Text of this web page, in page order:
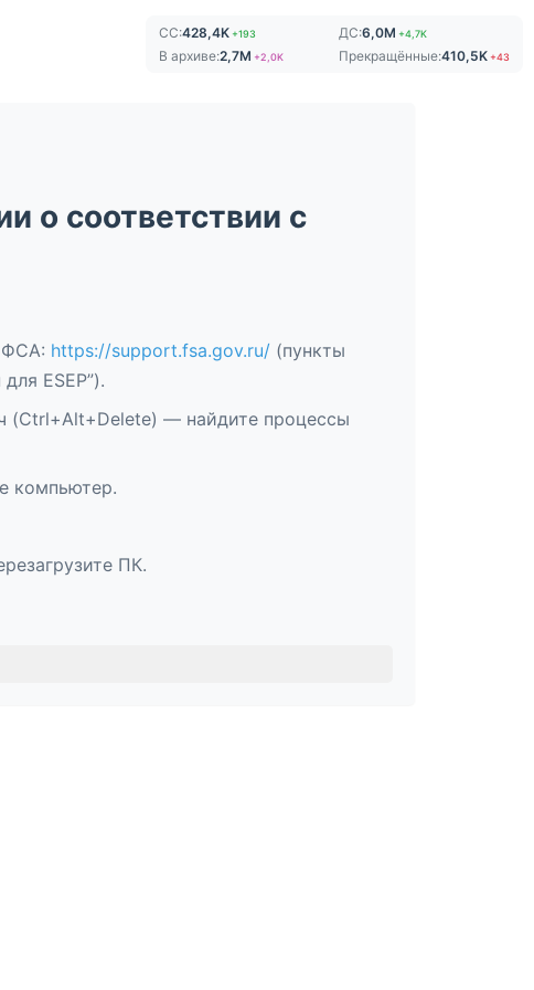
СС:428,4K+193 ДС:6,0M +4,7K
В архиве:2,7M +2,0K Прекращённые:410,5K +43
о соответствии с
ФСА: https://support.fsa.gov.ru/ (пункты
ESEP”).
(Ctrl+Alt+Delete) — найдите процессы
компьютер.
ПК.